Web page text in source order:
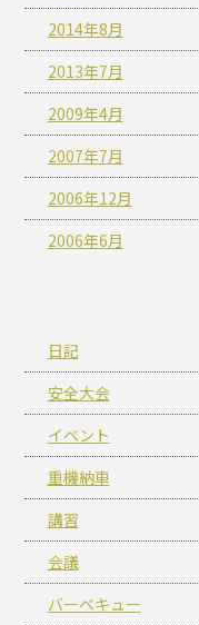
2014年8月
2013年7月
2009年4月
2007年7月
2006年12月
2006年6月
日記
安全大会
イベント
重機納車
講習
会議
バーベキュー